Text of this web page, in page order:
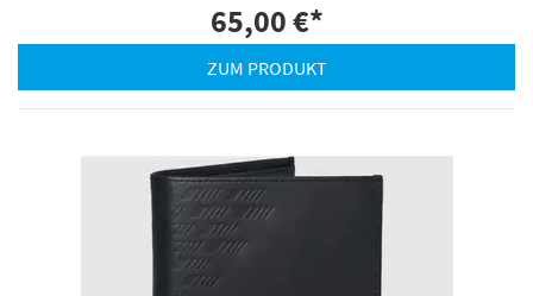
65,00 €*
ZUM PRODUKT